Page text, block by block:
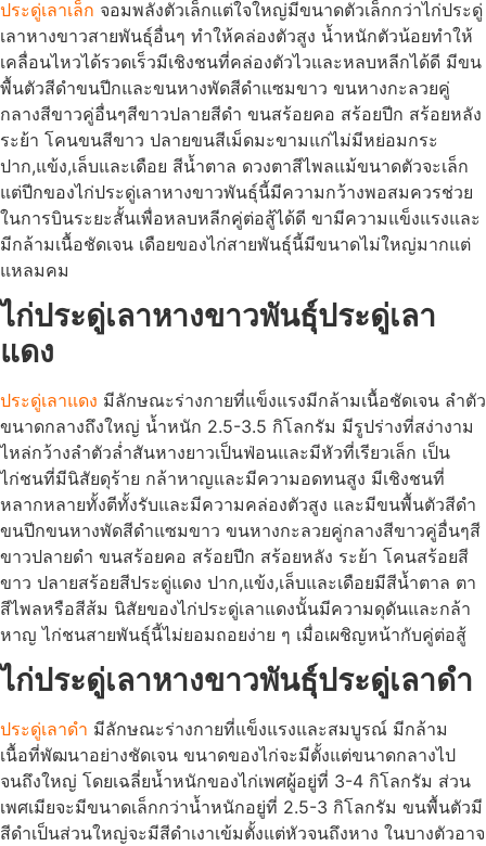
ประดู่เลาเล็ก จอมพลังตัวเล็กแต่ใจใหญ่มีขนาดตัวเล็กกว่าไก่ประดู่
เลาหางขาวสายพันธุ์อื่นๆ ทำให้คล่องตัวสูง น้ำหนักตัวน้อยทำให้
เคลื่อนไหวได้รวดเร็วมีเชิงชนที่คล่องตัวไวและหลบหลีกได้ดี มีขน
พื้นตัวสีดำขนปีกและขนหางพัดสีดำแซมขาว ขนหางกะลวยคู่
กลางสีขาวคู่อื่นๆสีขาวปลายสีดำ ขนสร้อยคอ สร้อยปีก สร้อยหลัง
ระย้า โคนขนสีขาว ปลายขนสีเม็ดมะขามแก่ไม่มีหย่อมกระ
ปาก,แข้ง,เล็บและเดือย สีน้ำตาล ดวงตาสีไพลแม้ขนาดตัวจะเล็ก
แต่ปีกของไก่ประดู่เลาหางขาวพันธุ์นี้มีความกว้างพอสมควรช่วย
ในการบินระยะสั้นเพื่อหลบหลีกคู่ต่อสู้ได้ดี ขามีความแข็งแรงและ
มีกล้ามเนื้อชัดเจน เดือยของไก่สายพันธุ์นี้มีขนาดไม่ใหญ่มากแต่
แหลมคม
ไก่ประดู่เลาหางขาวพันธุ์ประดู่เลา
แดง
ประดู่เลาแดง มีลักษณะร่างกายที่แข็งแรงมีกล้ามเนื้อชัดเจน ลำตัว
ขนาดกลางถึงใหญ่ น้ำหนัก 2.5-3.5 กิโลกรัม มีรูปร่างที่สง่างาม
ไหล่กว้างลำตัวล่ำสันหางยาวเป็นฟ่อนและมีหัวที่เรียวเล็ก เป็น
ไก่ชนที่มีนิสัยดุร้าย กล้าหาญและมีความอดทนสูง มีเชิงชนที่
หลากหลายทั้งตีทั้งรับและมีความคล่องตัวสูง และมีขนพื้นตัวสีดำ
ขนปีกขนหางพัดสีดำแซมขาว ขนหางกะลวยคู่กลางสีขาวคู่อื่นๆสี
ขาวปลายดำ ขนสร้อยคอ สร้อยปีก สร้อยหลัง ระย้า โคนสร้อยสี
ขาว ปลายสร้อยสีประดู่แดง ปาก,แข้ง,เล็บและเดือยมีสีน้ำตาล ตา
สีไพลหรือสีส้ม นิสัยของไก่ประดู่เลาแดงนั้นมีความดุดันและกล้า
หาญ ไก่ชนสายพันธุ์นี้ไม่ยอมถอยง่าย ๆ เมื่อเผชิญหน้ากับคู่ต่อสู้
ไก่ประดู่เลาหางขาวพันธุ์ประดู่เลาดำ
ประดู่เลาดำ มีลักษณะร่างกายที่แข็งแรงและสมบูรณ์ มีกล้าม
เนื้อที่พัฒนาอย่างชัดเจน ขนาดของไก่จะมีตั้งแต่ขนาดกลางไป
จนถึงใหญ่ โดยเฉลี่ยน้ำหนักของไก่เพศผู้อยู่ที่ 3-4 กิโลกรัม ส่วน
เพศเมียจะมีขนาดเล็กกว่าน้ำหนักอยู่ที่ 2.5-3 กิโลกรัม ขนพื้นตัวมี
สีดำเป็นส่วนใหญ่จะมีสีดำเงาเข้มตั้งแต่หัวจนถึงหาง ในบางตัวอาจ